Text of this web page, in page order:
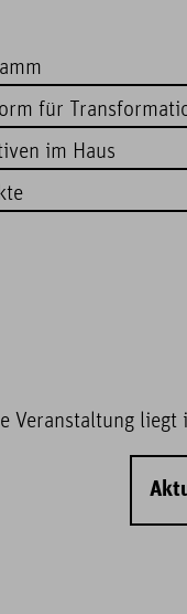
für
im Haus
Veranstaltung